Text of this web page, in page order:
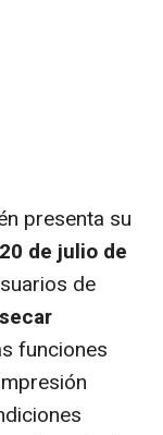
presenta su
20 de julio de
de
funciones